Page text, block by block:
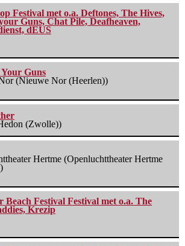
Festival met o.a. Deftones, The Hives,
Guns, Chat Pile, Deafheaven,
dEUS
Guns
(Nieuwe Nor (Heerlen))
(Zwolle))
Hertme (Openluchttheater Hertme
Beach Festival Festival met o.a. The
Krezip